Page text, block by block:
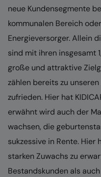
neue Kundensegmente
kommunalen Bereich
Energieversorger. Allein
sind mit ihren insgesamt
große und attraktive
zählen bereits zu
zufrieden. Hier hat
erwähnt wird auch der
wachsen, die
sukzessive in Rente.
starken Zuwachs zu
Bestandskunden als